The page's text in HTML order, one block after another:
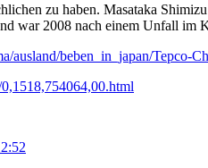
zu haben. Masataka
war 2008 nach einem Unfall
ausland/beben_in_japan/Tepco-